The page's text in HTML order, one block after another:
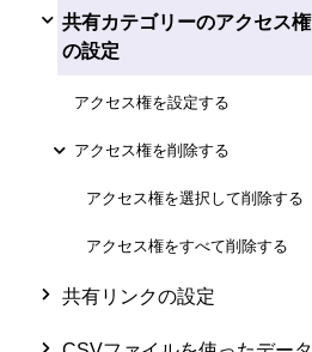
共有カテゴリーのアクセス権
の設定
アクセス権を設定する
アクセス権を削除する
アクセス権を選択して削除する
アクセス権をすべて削除する
共有リンクの設定